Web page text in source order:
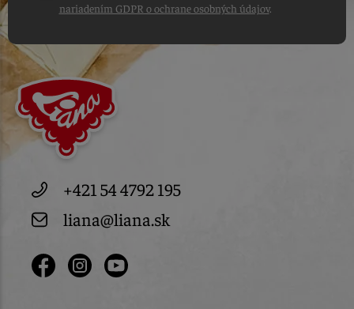
nariadením GDPR o ochrane osobných údajov.
+421 54 4792 195
liana@liana.sk